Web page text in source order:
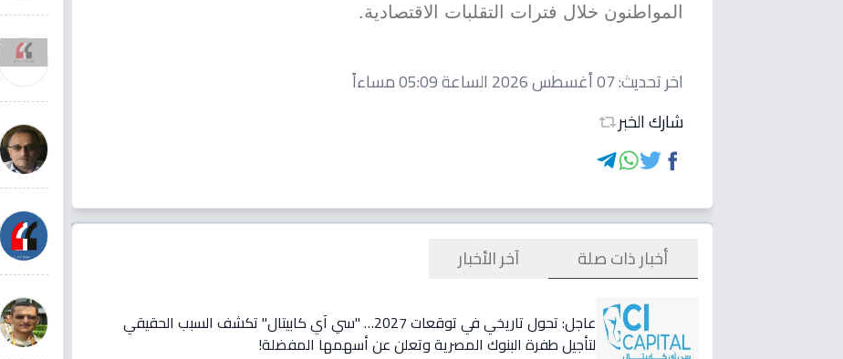
المواطنون خلال فترات التقلبات الاقتصادية.
اخر تحديث:07 أغسطس 2026 الساعة 05:09 مساءاً
شارك الخبر
أخبار ذات صلة آخر الأخبار
عاجل: تحول تاريخي في توقعات 2027… "سي آي كابيتال" تكشف السبب الحقيقي
لتأجيل طفرة البنوك المصرية وتعلن عن أسهمها المفضلة!